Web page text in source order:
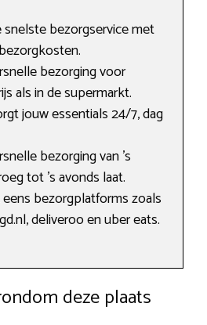
snelste bezorgservice met
bezorging voor
als in de supermarkt.
jouw essentials 24/7, dag
bezorging van ’s
tot ’s avonds laat.
bezorgplatforms zoals
deliveroo en uber eats.
deze plaats